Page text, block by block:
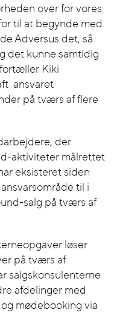
over for vores
til at begynde med.
Adversus det, så
det kunne samtidig
Kiki
ansvaret
på tværs af flere
der
aktiviteter målrettet
eksisteret siden
til i
salg på tværs af
løser
på tværs af
salgskonsulenterne
afdelinger med
mødebooking via